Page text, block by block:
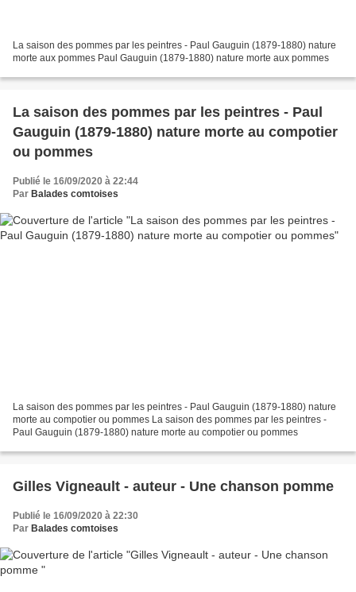
La saison des pommes par les peintres - Paul Gauguin (1879-1880) nature
morte aux pommes Paul Gauguin (1879-1880) nature morte aux pommes
La saison des pommes par les peintres - Paul
Gauguin (1879-1880) nature morte au compotier
ou pommes
Publié le 16/09/2020 à 22:44
Par Balades comtoises
La saison des pommes par les peintres - Paul Gauguin (1879-1880) nature
morte au compotier ou pommes La saison des pommes par les peintres -
Paul Gauguin (1879-1880) nature morte au compotier ou pommes
Gilles Vigneault - auteur - Une chanson pomme
Publié le 16/09/2020 à 22:30
Par Balades comtoises